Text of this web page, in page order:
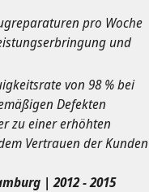
pro Woche
und
von 98 % bei
Defekten
zu einer erhöhten
Vertrauen der Kunden
| 2012 - 2015